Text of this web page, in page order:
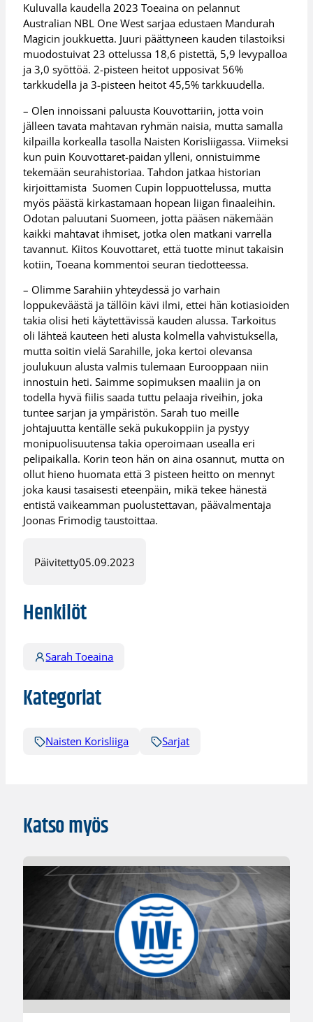
Kuluvalla kaudella 2023 Toeaina on pelannut
Australian NBL One West sarjaa edustaen Mandurah
Magicin joukkuetta. Juuri päättyneen kauden tilastoiksi
muodostuivat 23 ottelussa 18,6 pistettä, 5,9 levypalloa
ja 3,0 syöttöä. 2-pisteen heitot upposivat 56%
tarkkudella ja 3-pisteen heitot 45,5% tarkkuudella.
– Olen innoissani paluusta Kouvottariin, jotta voin
jälleen tavata mahtavan ryhmän naisia, mutta samalla
kilpailla korkealla tasolla Naisten Korisliigassa. Viimeksi
kun puin Kouvottaret-paidan ylleni, onnistuimme
tekemään seurahistoriaa. Tahdon jatkaa historian
kirjoittamista Suomen Cupin loppuottelussa, mutta
myös päästä kirkastamaan hopean liigan finaaleihin.
Odotan paluutani Suomeen, jotta pääsen näkemään
kaikki mahtavat ihmiset, jotka olen matkani varrella
tavannut. Kiitos Kouvottaret, että tuotte minut takaisin
kotiin, Toeana kommentoi seuran tiedotteessa.
– Olimme Sarahiin yhteydessä jo varhain
loppukeväästä ja tällöin kävi ilmi, ettei hän kotiasioiden
takia olisi heti käytettävissä kauden alussa. Tarkoitus
oli lähteä kauteen heti alusta kolmella vahvistuksella,
mutta soitin vielä Sarahille, joka kertoi olevansa
joulukuun alusta valmis tulemaan Eurooppaan niin
innostuin heti. Saimme sopimuksen maaliin ja on
todella hyvä fiilis saada tuttu pelaaja riveihin, joka
tuntee sarjan ja ympäristön. Sarah tuo meille
johtajuutta kentälle sekä pukukoppiin ja pystyy
monipuolisuutensa takia operoimaan usealla eri
pelipaikalla. Korin teon hän on aina osannut, mutta on
ollut hieno huomata että 3 pisteen heitto on mennyt
joka kausi tasaisesti eteenpäin, mikä tekee hänestä
entistä vaikeamman puolustettavan, päävalmentaja
Joonas Frimodig taustoittaa.
Päivitetty05.09.2023
Henkilöt
Sarah Toeaina
Kategoriat
Naisten Korisliiga Sarjat
Katso myös